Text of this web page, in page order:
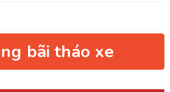
bãi tháo xe